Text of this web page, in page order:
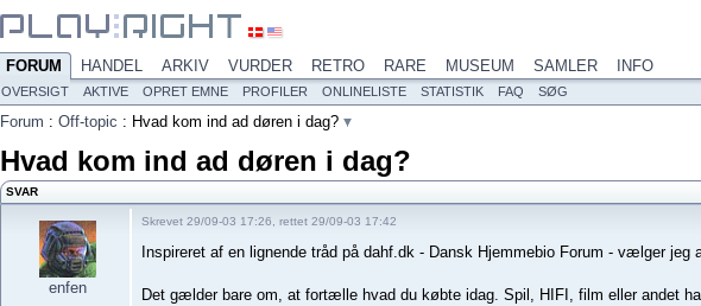
FORUM HANDEL ARKIV VURDER RETRO RARE MUSEUM SAMLER INFO
OVERSIGT AKTIVE OPRET EMNE PROFILER ONLINELISTE STATISTIK FAQ SØG
Forum : Off-topic : Hvad kom ind ad døren i dag?
Hvad kom ind ad døren i dag?
SVAR
enfen
Skrevet 29/09-03 17:26, rettet 29/09-03 17:42
Inspireret af en lignende tråd på dahf.dk - Dansk Hjemmebio Forum - vælger jeg
Det gælder bare om, at fortælle hvad du købte idag. Spil, HIFI, film eller andet